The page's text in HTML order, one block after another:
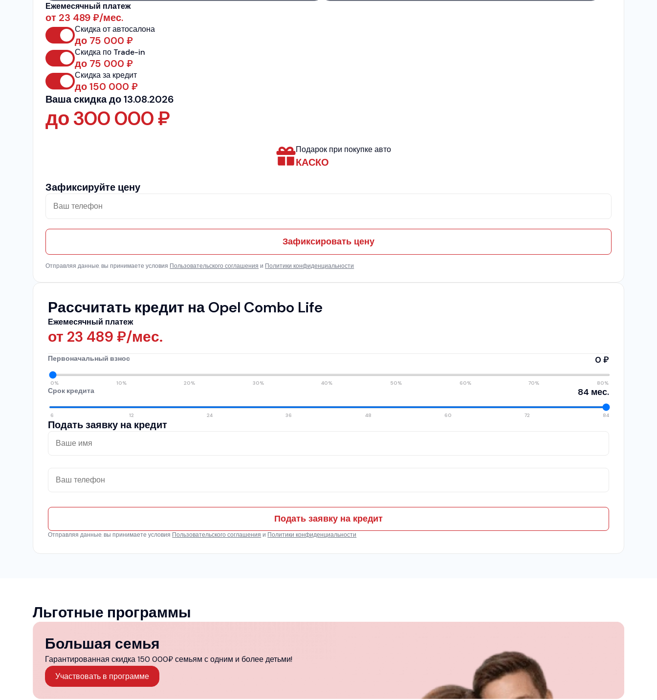
Рассчитать кредит на Opel Combo Life
Ежемесячный платеж
от 23 489 ₽/мес.
Первоначальный взнос 0 ₽
0% 10% 20% 30% 40% 50% 60% 70% 80%
Срок кредита 84 мес.
6 12 24 36 48 60 72 84
Подать заявку на кредит
Подать заявку на кредит
Отправляя данные, вы принимаете условия Пользовательского соглашения и Политики конфиденциальности
Ежемесячный платеж
от 23 489₽/мес.
Скидка от автосалона
до 75 000 ₽
Скидка по Trade-in
до 75 000 ₽
Скидка за кредит
до150 000 ₽
Ваша скидка до 13.08.2026
до300 000₽
Подарок при покупке авто
КАСКО
Зафиксируйте цену
Зафиксировать цену
Отправляя данные, вы принимаете условия Пользовательского соглашения и Политики конфиденциальности
Льготные программы
Большая семья
Гарантированная скидка 150 000₽ семьям с одним и более детьми!
Участвовать в программе